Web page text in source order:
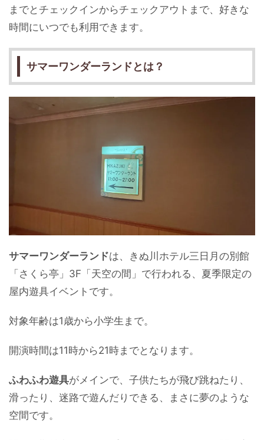
までとチェックインからチェックアウトまで、好きな
時間にいつでも利用できます。
サマーワンダーランドとは？
サマーワンダーランドは、きぬ川ホテル三日月の別館
「さくら亭」3F「天空の間」で行われる、夏季限定の
屋内遊具イベントです。
対象年齢は1歳から小学生まで。
開演時間は11時から21時までとなります。
ふわふわ遊具がメインで、子供たちが飛び跳ねたり、
滑ったり、迷路で遊んだりできる、まさに夢のような
空間です。